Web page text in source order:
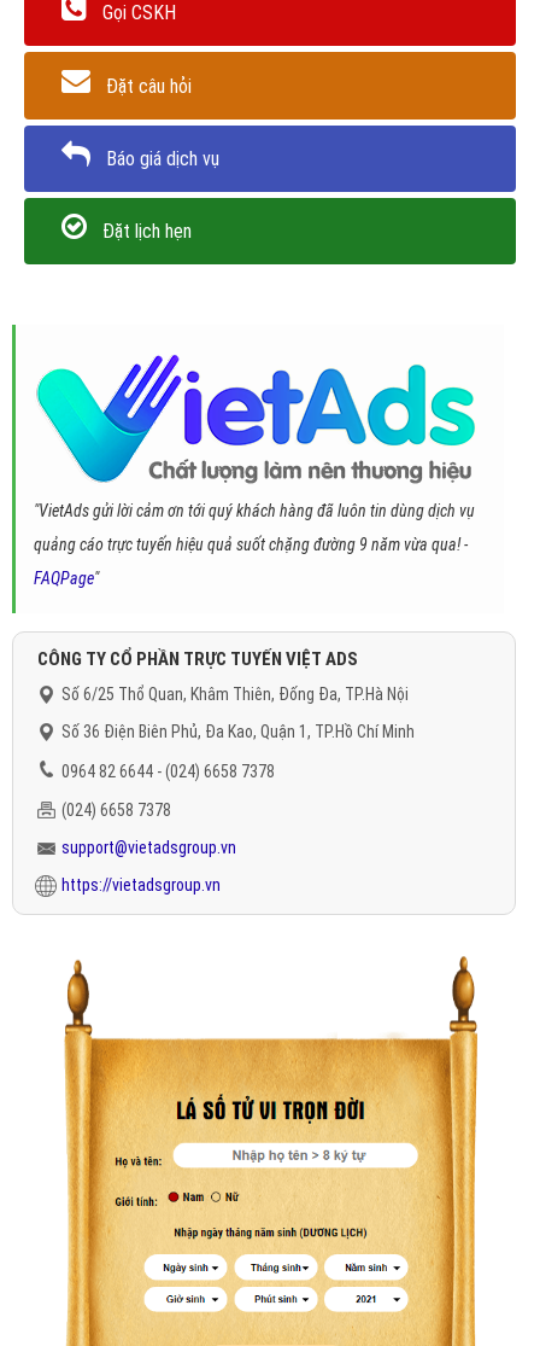
Gọi CSKH
Đặt câu hỏi
Báo giá dịch vụ
Đặt lịch hẹn
"VietAds gửi lời cảm ơn tới quý khách hàng đã luôn tin dùng dịch vụ
quảng cáo trực tuyến hiệu quả suốt chặng đường 9 năm vừa qua! -
FAQPage"
CÔNG TY CỔ PHẦN TRỰC TUYẾN VIỆT ADS
Số 6/25 Thổ Quan, Khâm Thiên, Đống Đa, TP.Hà Nội
Số 36 Điện Biên Phủ, Đa Kao, Quận 1, TP.Hồ Chí Minh
0964 82 6644 - (024) 6658 7378
(024) 6658 7378
support@vietadsgroup.vn
https://vietadsgroup.vn